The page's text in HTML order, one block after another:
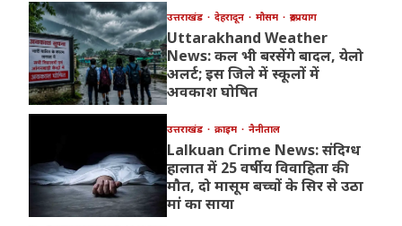
उत्तराखंड देहरादून मौसम रुद्रप्रयाग
Uttarakhand Weather
News: कल भी बरसेंगे बादल, येलो
अलर्ट; इस जिले में स्कूलों में
अवकाश घोषित
उत्तराखंड क्राइम नैनीताल
Lalkuan Crime News: संदिग्ध
हालात में 25 वर्षीय विवाहिता की
मौत, दो मासूम बच्चों के सिर से उठा
मां का साया